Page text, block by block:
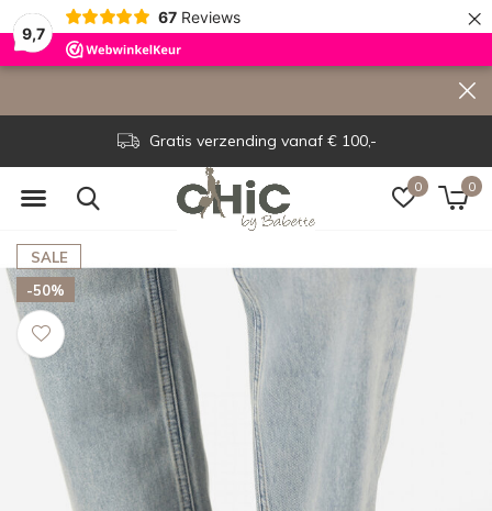
9,7
67 Reviews ×
0 0
Gratis verzending vanaf € 100,-
SALE
-50%